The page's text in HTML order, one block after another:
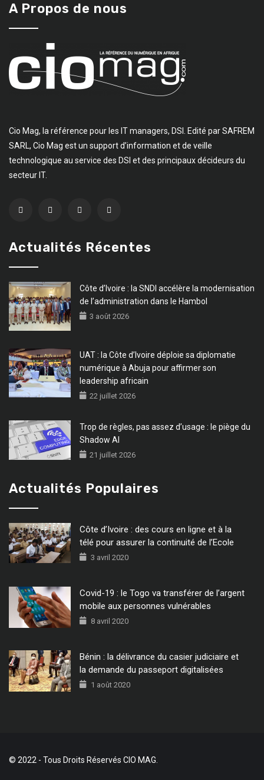
A Propos de nous
Cio Mag, la référence pour les IT managers, DSI. Edité par SAFREM
SARL, Cio Mag est un support d’information et de veille
technologique au service des DSI et des principaux décideurs du
secteur IT.
Actualités Récentes
Côte d’Ivoire : la SNDI accélère la modernisation
de l’administration dans le Hambol
3 août 2026
UAT : la Côte d’Ivoire déploie sa diplomatie
numérique à Abuja pour affirmer son
leadership africain
22 juillet 2026
Trop de règles, pas assez d’usage : le piège du
Shadow AI
21 juillet 2026
Actualités Populaires
Côte d’Ivoire : des cours en ligne et à la
télé pour assurer la continuité de l’Ecole
3 avril 2020
Covid-19 : le Togo va transférer de l’argent
mobile aux personnes vulnérables
8 avril 2020
Bénin : la délivrance du casier judiciaire et
la demande du passeport digitalisées
1 août 2020
© 2022 - Tous Droits Réservés CIO MAG.